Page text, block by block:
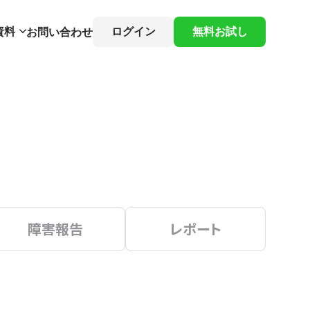
料 お問い合わせ ログイン 無料お試し
障害報告 レポート